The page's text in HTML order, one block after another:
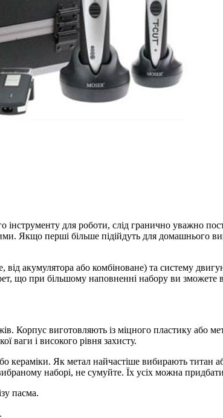
для роботи, слід гранично уважно
Якщо перші більше підійдуть для домашнього
акумулятора або комбіноване) та систему
що при більшому наповненні набору ви зможете
Корпус виготовляють із міцного пластику або
ваги і високого рівня захисту.
Як метал найчастіше вибирають титан
наборі, не сумуйте. Їх усіх можна
пасма.